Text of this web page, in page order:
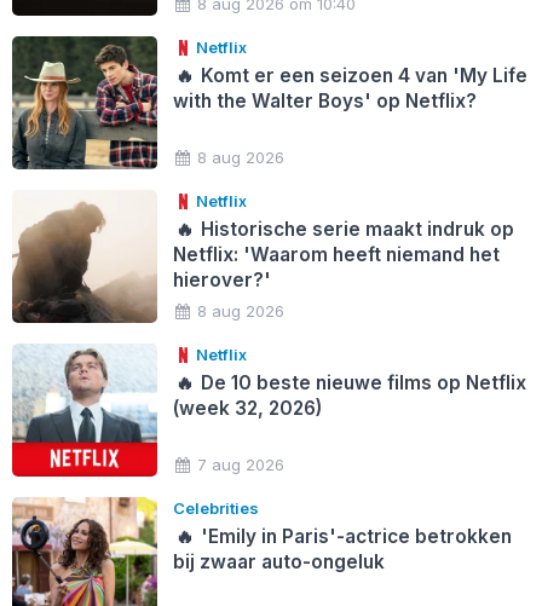
Netflix
🔥 Komt er een seizoen 4 van 'My Life
with the Walter Boys' op Netflix?
8 aug 2026
Netflix
🔥 Historische serie maakt indruk op
Netflix: 'Waarom heeft niemand het
hierover?'
8 aug 2026
Netflix
🔥 De 10 beste nieuwe films op Netflix
(week 32, 2026)
7 aug 2026
Celebrities
🔥 'Emily in Paris'-actrice betrokken
bij zwaar auto-ongeluk